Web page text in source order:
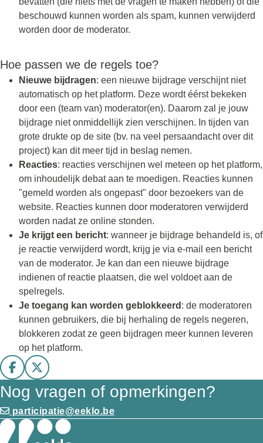
beschouwd kunnen worden als spam, kunnen verwijderd
worden door de moderator.
Hoe passen we de regels toe?
Nieuwe bijdragen: een nieuwe bijdrage verschijnt niet
automatisch op het platform. Deze wordt éérst bekeken
door een (team van) moderator(en). Daarom zal je jouw
bijdrage niet onmiddellijk zien verschijnen. In tijden van
grote drukte op de site (bv. na veel persaandacht over dit
project) kan dit meer tijd in beslag nemen.
Reacties: reacties verschijnen wel meteen op het platform,
om inhoudelijk debat aan te moedigen. Reacties kunnen
"gemeld worden als ongepast" door bezoekers van de
website. Reacties kunnen door moderatoren verwijderd
worden nadat ze online stonden.
Je krijgt een bericht: wanneer je bijdrage behandeld is, of
je reactie verwijderd wordt, krijg je via e-mail een bericht
van de moderator. Je kan dan een nieuwe bijdrage
indienen of reactie plaatsen, die wel voldoet aan de
spelregels.
Je toegang kan worden geblokkeerd : de moderatoren
kunnen gebruikers, die bij herhaling de regels negeren,
blokkeren zodat ze geen bijdragen meer kunnen leveren
op het platform.
Deel op facebook
Deel op X
Nog vragen of opmerkingen?
participatie@eeklo.be